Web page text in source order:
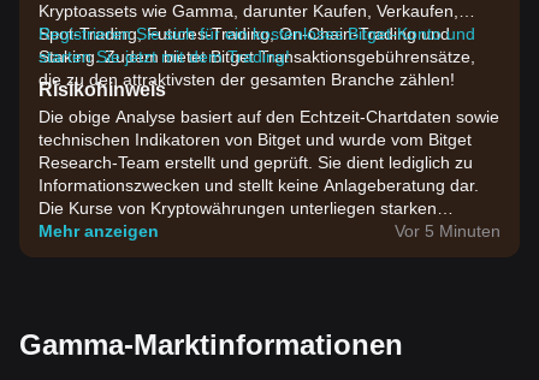
Kryptoassets wie Gamma, darunter Kaufen, Verkaufen,
Spot-Trading, Futures-Trading, On-Chain-Trading und
Staking. Zudem bietet Bitget Transaktionsgebührensätze,
die zu den attraktivsten der gesamten Branche zählen!
Registrieren Sie sich für ein kostenloses Bitget-Konto und
starten Sie jetzt mit dem Trading!
Risikohinweis
Die obige Analyse basiert auf den Echtzeit-Chartdaten sowie
technischen Indikatoren von Bitget und wurde vom Bitget
Research-Team erstellt und geprüft. Sie dient lediglich zu
Informationszwecken und stellt keine Anlageberatung dar.
Die Kurse von Kryptowährungen unterliegen starken
Schwankungen. Bitte treffen Sie Investmententscheidungen
entsprechend Ihrer eigenen Risikobereitschaft.
Mehr anzeigen Vor 5 Minuten
Gamma-Marktinformationen